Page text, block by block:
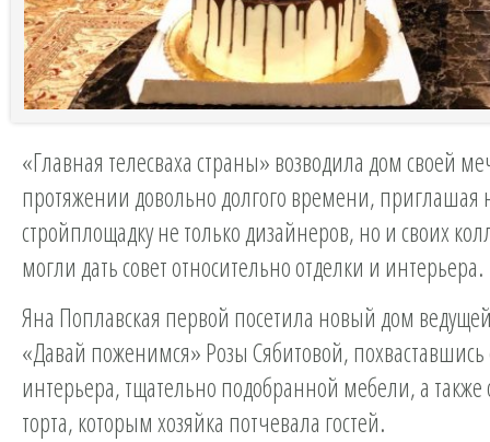
«Главная телесваха страны» возводила дом своей
протяжении довольно долгого времени, приглашая
стройплощадку не только дизайнеров, но и своих
могли дать совет относительно отделки и интерьера.
Яна Поплавская первой посетила новый дом
«Давай поженимся» Розы Сябитовой,
интерьера, тщательно подобранной мебели, а также
торта, которым хозяйка потчевала гостей.